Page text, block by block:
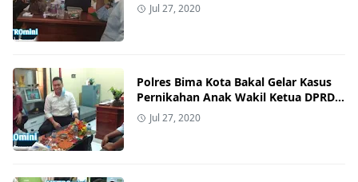
Tersangkanya
Jul 27, 2020
Polres Bima Kota Bakal Gelar Kasus
Pernikahan Anak Wakil Ketua DPRD
dan Ajudan Wali Kota yang
Dilaporkan Para Pengacara
Jul 27, 2020